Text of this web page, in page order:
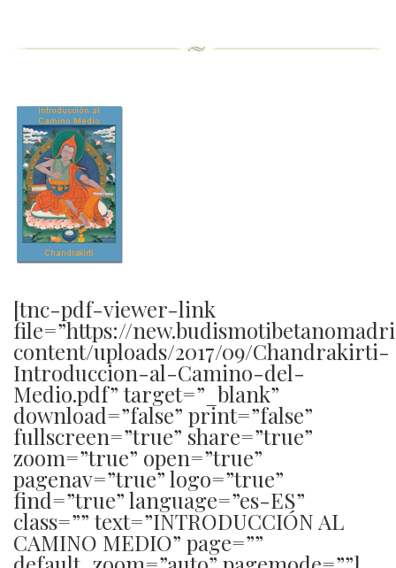
[tnc-pdf-viewer-link
file=”https://
content/uploads/2017/09/Chandrakirti-
Introduccion-al-Camino-del-
Medio.pdf” target=”_blank”
download=”false” print=”false”
fullscreen=”true” share=”true”
zoom=”true” open=”true”
pagenav=”true” logo=”true”
find=”true” language=”es-ES”
class=”” text=”INTRODUCCIÓN AL
CAMINO MEDIO” page=””